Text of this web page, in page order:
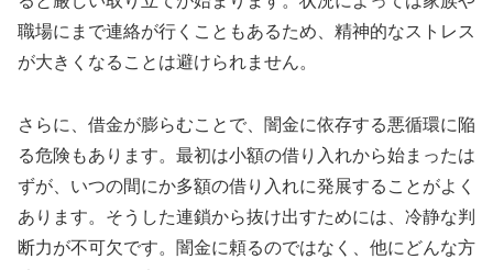
職場にまで連絡が行くこともあるため、精神的なストレス
が大きくなることは避けられません。
さらに、借金が膨らむことで、闇金に依存する悪循環に陥
る危険もあります。最初は小額の借り入れから始まったは
ずが、いつの間にか多額の借り入れに発展することがよく
あります。そうした連鎖から抜け出すためには、冷静な判
断力が不可欠です。闇金に頼るのではなく、他にどんな方